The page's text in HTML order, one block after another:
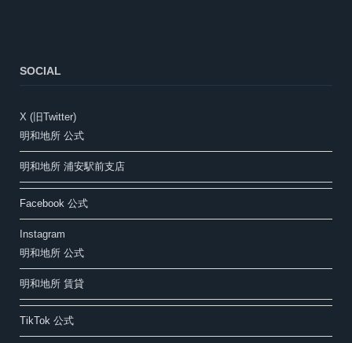
SOCIAL
X (旧Twitter)
明和地所 公式
明和地所 浦安駅前支店
Facebook 公式
Instagram
明和地所 公式
明和地所 賃貸
TikTok 公式